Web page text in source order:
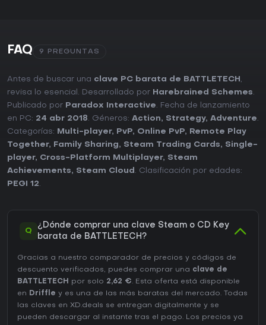
FAQ 9 PREGUNTAS
Antes de buscar una clave PC barata de BATTLETECH ,
revisa lo esencial. Desarrollado por Harebrained Schemes.
Publicado por Paradox Interactive. Fecha de lanzamiento
en PC: 24 abr 2018. Géneros: Action, Strategy, Adventure.
Categorías:
Multi-player, PvP, Online PvP,
Remote Play
Together, Family Sharing, Steam Trading Cards, Single-
player, Cross-Platform Multiplayer, Steam
Achievements, Steam Cloud . Clasificación por edades:
PEGI 12.
Q
¿Dónde comprar una clave Steam o CD Key
barata de BATTLETECH?
Gracias a nuestro comparador de precios y códigos de
descuento verificados, puedes comprar una clave de
BATTLETECH
por solo 2,62 €. Esta oferta está disponible
en Driffle y es una de las más baratas del mercado. Todas
las claves en XD.deals se entregan digitalmente y se
pueden descargar al instante tras el pago. Los precios ya